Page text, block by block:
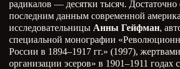
радикалов — десятки тысяч. Достаточно
последним данным современной
исследовательницы Анны Гейфман,
специальной монографии
России в 1894–1917 гг.» (1997),
организации эсеров» в 1901–1911 годах